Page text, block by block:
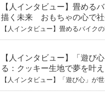
イボックス」というデザインメソ
【人インタビュー】畳める
描く未来 おもちゃの心で社
式会社ICOMAの代表取締
（上）「変形」に魅せられ
【人インタビュー】畳めるバイク
ーの軌跡
【人インタビュー】「遊び
る：クッキー生地で夢を叶
ひとみ（下） 起業は「影響
笑いの子育て哲学
【人インタビュー】「遊び心」が